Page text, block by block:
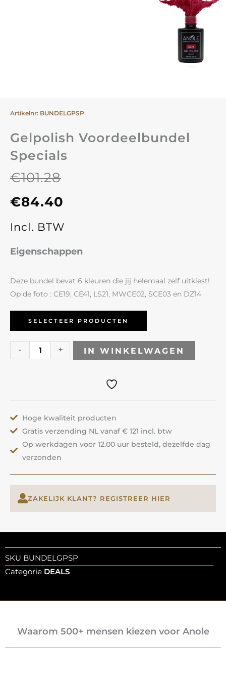
Artikelnr: BUNDELGPSP
Gelpolish Voordeelbundel
Specials
€101.28
Oorspronkelijke
prijs
was:
€101.28.
€84.40
Huidige
prijs
is:
€84.40.
Incl. BTW
Eigenschappen
Deze bundel bevat 6 kleuren die jij helemaal zelf uitkiest!
Op de foto : CE19, CE41, LS21, MWCE02, SCE03 en DZ14
SELECTEER PRODUCTEN
-
Gelpolish
Voordeelbundel
Specials
+ IN WINKELWAGEN
Hoge kwaliteit producten
Gratis verzending NL vanaf € 121 incl. btw
Op werkdagen voor 12.00 uur besteld, dezelfde dag
verzonden
ZAKELIJK KLANT? REGISTREER HIER
SKU BUNDELGPSP
Categorie DEALS
Waarom 500+ mensen kiezen voor Anole